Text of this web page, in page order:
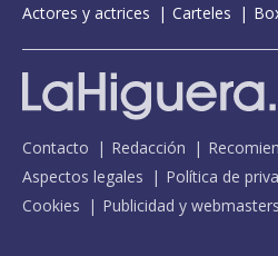
Actores y actrices
Carteles
Contacto Redacción
Aspectos legales
Política de
Cookies
Publicidad y webmasters